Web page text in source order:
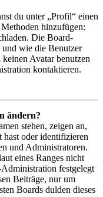
du unter „Profil“ einen
hinzufügen:
Die Board-
wie die Benutzer
Avatar benutzen
kontaktieren.
ändern?
stehen, zeigen an,
hast oder identifizieren
und Administratoren.
eines Ranges nicht
festgelegt
Beiträge, nur um
Boards dulden dieses